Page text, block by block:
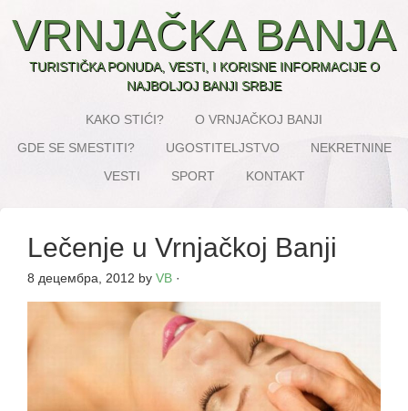
VRNJAČKA BANJA
TURISTIČKA PONUDA, VESTI, I KORISNE INFORMACIJE O
NAJBOLJOJ BANJI SRBJE
KAKO STIĆI?
O VRNJAČKOJ BANJI
GDE SE SMESTITI?
UGOSTITELJSTVO
NEKRETNINE
VESTI
SPORT KONTAKT
Lečenje u Vrnjačkoj Banji
8 децембра, 2012 by VB ·